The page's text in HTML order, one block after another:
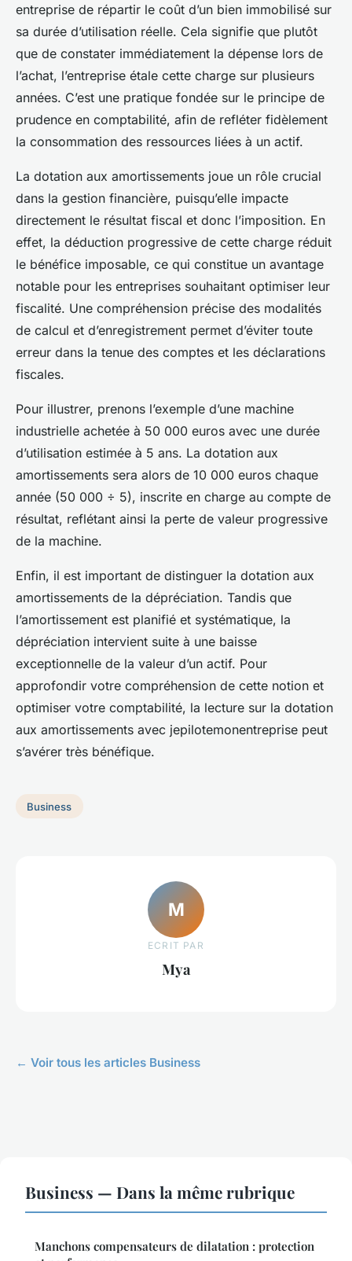
entreprise de répartir le coût d’un bien immobilisé sur
sa durée d’utilisation réelle. Cela signifie que plutôt
que de constater immédiatement la dépense lors de
l’achat, l’entreprise étale cette charge sur plusieurs
années. C’est une pratique fondée sur le principe de
prudence en comptabilité, afin de refléter fidèlement
la consommation des ressources liées à un actif.
La dotation aux amortissements joue un rôle crucial
dans la gestion financière, puisqu’elle impacte
directement le résultat fiscal et donc l’imposition. En
effet, la déduction progressive de cette charge réduit
le bénéfice imposable, ce qui constitue un avantage
notable pour les entreprises souhaitant optimiser leur
fiscalité. Une compréhension précise des modalités
de calcul et d’enregistrement permet d’éviter toute
erreur dans la tenue des comptes et les déclarations
fiscales.
Pour illustrer, prenons l’exemple d’une machine
industrielle achetée à 50 000 euros avec une durée
d’utilisation estimée à 5 ans. La dotation aux
amortissements sera alors de 10 000 euros chaque
année (50 000 ÷ 5), inscrite en charge au compte de
résultat, reflétant ainsi la perte de valeur progressive
de la machine.
Enfin, il est important de distinguer la dotation aux
amortissements de la dépréciation. Tandis que
l’amortissement est planifié et systématique, la
dépréciation intervient suite à une baisse
exceptionnelle de la valeur d’un actif. Pour
approfondir votre compréhension de cette notion et
optimiser votre comptabilité, la lecture sur la dotation
aux amortissements avec jepilotemonentreprise peut
s’avérer très bénéfique.
Business
M
ECRIT PAR
Mya
← Voir tous les articles Business
Business — Dans la même rubrique
Manchons compensateurs de dilatation : protection